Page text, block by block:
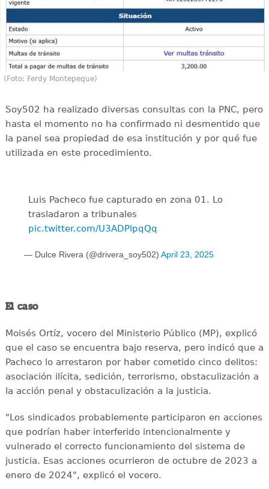
(Foto: Ferdy Montepeque)
Soy502 ha realizado diversas consultas con la PNC, pero
hasta el momento no ha confirmado ni desmentido que
la panel sea propiedad de esa institución y por qué fue
utilizada en este procedimiento.
Luis Pacheco fue capturado en zona 01. Lo
trasladaron a tribunales
pic.twitter.com/U3ADPlpqQq
— Dulce Rivera (@drivera_soy502) April 23, 2025
El caso
Moisés Ortíz, vocero del Ministerio Público (MP), explicó
que el caso se encuentra bajo reserva, pero indicó que a
Pacheco lo arrestaron por haber cometido cinco delitos:
asociación ilícita, sedición, terrorismo, obstaculización a
la acción penal y obstaculización a la justicia.
"Los sindicados probablemente participaron en acciones
que podrían haber interferido intencionalmente y
vulnerado el correcto funcionamiento del sistema de
justicia. Esas acciones ocurrieron de octubre de 2023 a
enero de 2024", explicó el vocero.